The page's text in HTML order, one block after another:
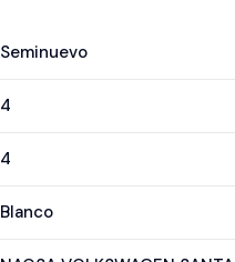
Seminuevo
4
4
Blanco